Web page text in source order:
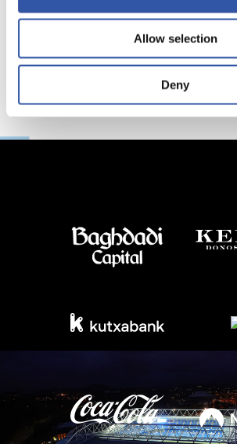
Allow selection
Deny